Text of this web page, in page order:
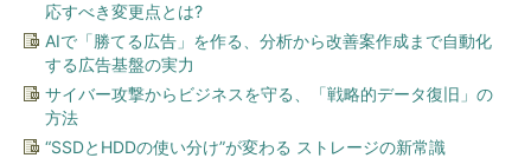
応すべき変更点とは?
AIで「勝てる広告」を作る、分析から改善案作成まで自動化
する広告基盤の実力
サイバー攻撃からビジネスを守る、「戦略的データ復旧」の
方法
“SSDとHDDの使い分け”が変わる ストレージの新常識